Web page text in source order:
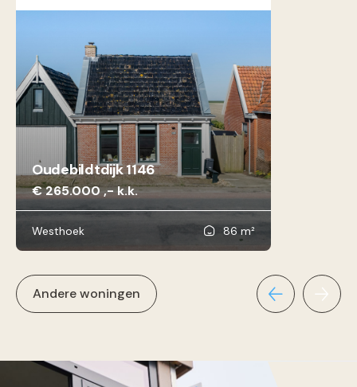
Oudebildtdijk 1146
€ 265.000 ,- k.k.
Westhoek 86 m²
Andere woningen